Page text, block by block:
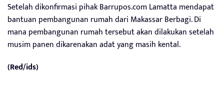
Setelah dikonfirmasi pihak Barrupos.com Lamatta mendapat
bantuan pembangunan rumah dari Makassar Berbagi. Di
mana pembangunan rumah tersebut akan dilakukan setelah
musim panen dikarenakan adat yang masih kental.
(Red/ids)